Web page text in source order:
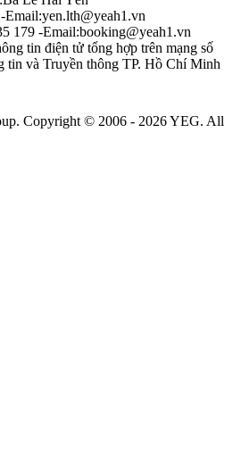
Email:yen.lth@yeah1.vn
179 -Email:booking@yeah1.vn
tin điện tử tổng hợp trên mạng số
và Truyền thông TP. Hồ Chí Minh
Copyright © 2006 - 2026 YEG. All